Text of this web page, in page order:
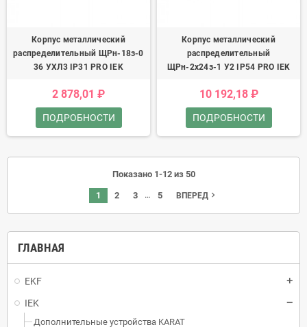
ГЛАВНАЯ
EKF
IEK
Дополнительные устройства KARAT
Корпус металлический
распределительный ЩРн-18з-0
36 УХЛ3 IP31 PRO IEK
2 878,01 ₽
ПОДРОБНОСТИ
Корпус металлический
распределительный
ЩРн-2x24з-1 У2 IP54 PRO IEK
10 192,18 ₽
ПОДРОБНОСТИ
Показано 1-12 из 50
1 2 3 … 5 ВПЕРЕД navigate_next